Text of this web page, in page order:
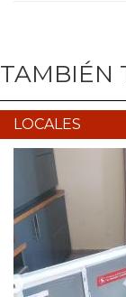
TAMBIÉN
LOCALES